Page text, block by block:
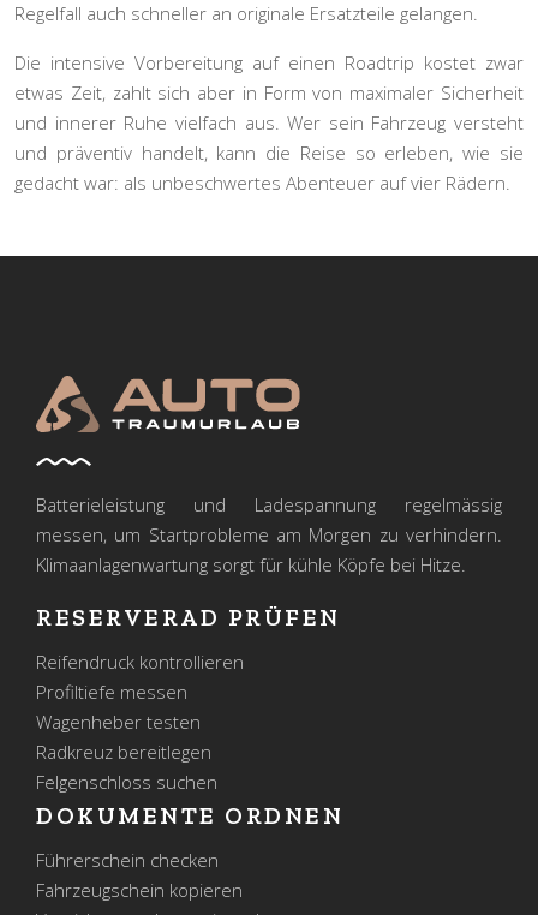
Regelfall auch schneller an originale Ersatzteile gelangen.
Die intensive Vorbereitung auf einen Roadtrip kostet zwar
etwas Zeit, zahlt sich aber in Form von maximaler Sicherheit
und innerer Ruhe vielfach aus. Wer sein Fahrzeug versteht
und präventiv handelt, kann die Reise so erleben, wie sie
gedacht war: als unbeschwertes Abenteuer auf vier Rädern.
Batterieleistung und Ladespannung regelmässig
messen, um Startprobleme am Morgen zu verhindern.
Klimaanlagenwartung sorgt für kühle Köpfe bei Hitze.
RESERVERAD PRÜFEN
Reifendruck kontrollieren
Profiltiefe messen
Wagenheber testen
Radkreuz bereitlegen
Felgenschloss suchen
DOKUMENTE ORDNEN
Führerschein checken
Fahrzeugschein kopieren